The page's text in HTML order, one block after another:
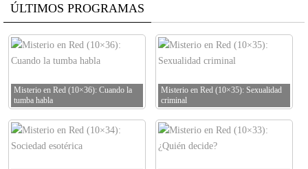
ÚLTIMOS PROGRAMAS
Misterio en Red (10×36): Cuando la
tumba habla
Misterio en Red (10×35): Sexualidad
criminal